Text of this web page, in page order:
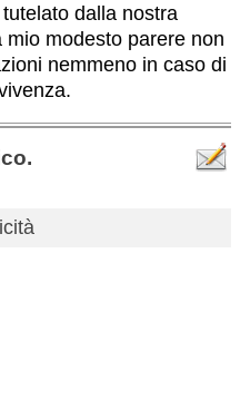
dalla nostra
modesto parere non
nemmeno in caso di